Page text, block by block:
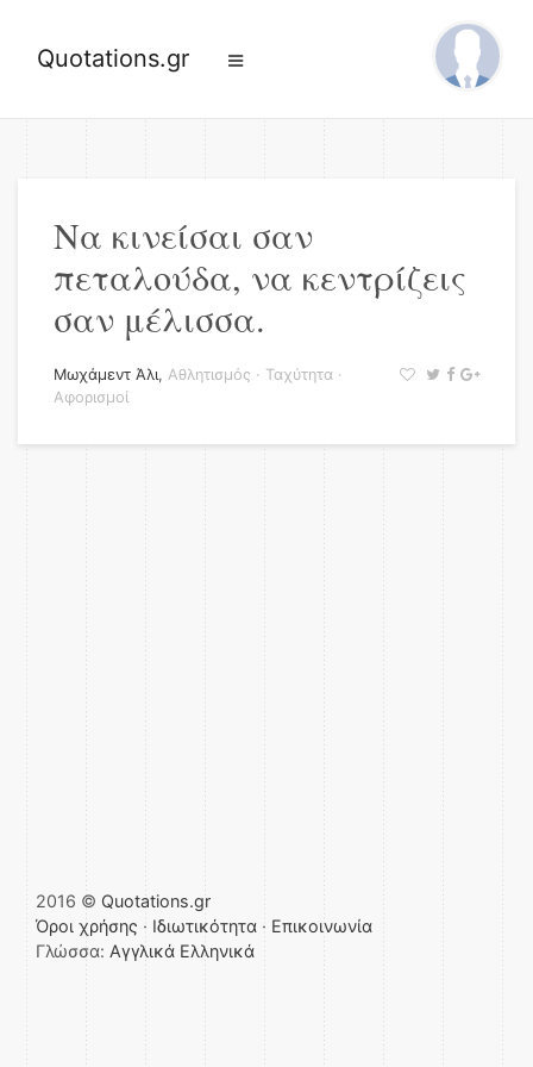
Quotations.gr
Να κινείσαι σαν
πεταλούδα, να κεντρίζεις
σαν μέλισσα.
Μωχάμεντ Άλι, Αθλητισμός · Ταχύτητα ·
Αφορισμοί
2016 © Quotations.gr
Όροι χρήσης · Ιδιωτικότητα · Επικοινωνία
Γλώσσα: Αγγλικά Ελληνικά